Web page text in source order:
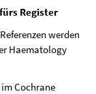
Register
werden
Haematology
im Cochrane